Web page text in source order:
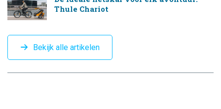
Thule Chariot
Bekijk alle artikelen